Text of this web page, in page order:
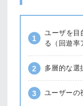
ユーザを目
る（回遊率
多層的な選
ユーザーの